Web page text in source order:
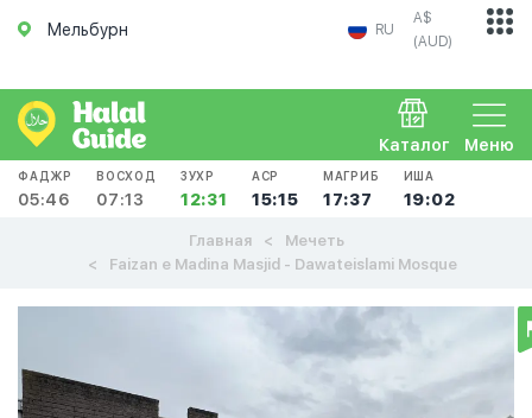
Мельбурн RU
A$
(AUD)
Меню
Каталог
ФАДЖР
05:46
ВОСХОД
07:13
ЗУХР
12:31
АСР
15:15
МАГРИБ
17:37
ИША
19:02
Главная
Мечеть
Faizan e Madina Masjid - Dawateislami Mosque